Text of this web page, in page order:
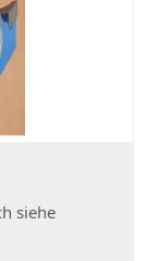
siehe